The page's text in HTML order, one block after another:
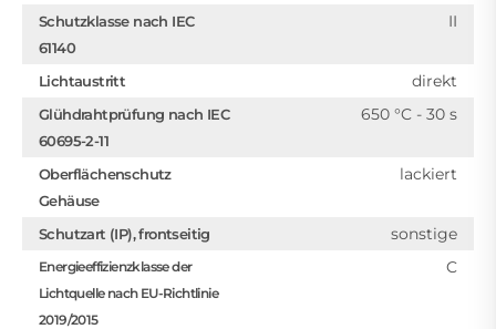
Schutzklasse nach IEC
61140
II
Lichtaustritt direkt
Glühdrahtprüfung nach IEC
60695-2-11
650 °C - 30 s
Oberflächenschutz
Gehäuse
lackiert
Schutzart (IP), frontseitig sonstige
Energieeffizienzklasse der
Lichtquelle nach EU-Richtlinie
2019/2015
C